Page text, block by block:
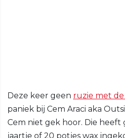
Deze keer geen ruzie met
paniek bij Cem Araci aka
Cem niet gek hoor. Die heeft
jaartje of 20 potjes wax